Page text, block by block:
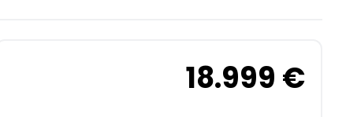
18.999 €